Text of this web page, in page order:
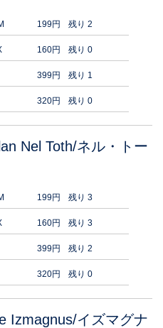
199円 残り 2
160円 残り 0
399円 残り 1
320円 残り 0
Nel Toth/ネル・トー
199円 残り 3
160円 残り 3
399円 残り 2
320円 残り 0
Izmagnus/イズマグナ